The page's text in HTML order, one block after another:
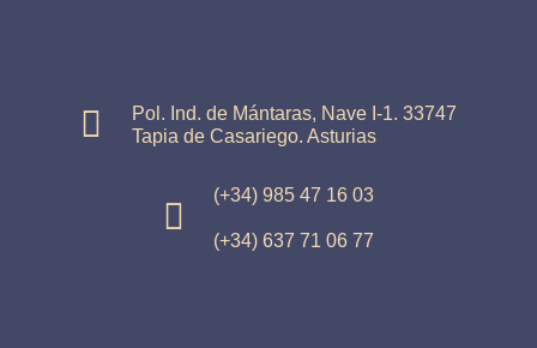
Pol. Ind. de Mántaras, Nave I-1. 33747
Tapia de Casariego. Asturias
(+34) 985 47 16 03
(+34) 637 71 06 77